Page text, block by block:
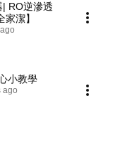
RO逆滲透
潔】
小教學
ago